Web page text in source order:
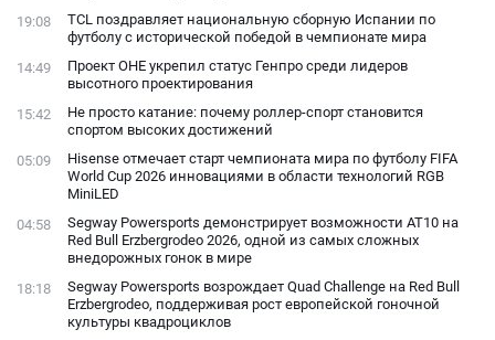
19:08
TCL поздравляет национальную сборную Испании по
футболу с исторической победой в чемпионате мира
14:49
Проект ОНЕ укрепил статус Генпро среди лидеров
высотного проектирования
15:42
Не просто катание: почему роллер-спорт становится
спортом высоких достижений
05:09
Hisense отмечает старт чемпионата мира по футболу FIFA
World Cup 2026 инновациями в области технологий RGB
MiniLED
04:58
Segway Powersports демонстрирует возможности AT10 на
Red Bull Erzbergrodeo 2026, одной из самых сложных
внедорожных гонок в мире
18:18
Segway Powersports возрождает Quad Challenge на Red Bull
Erzbergrodeo, поддерживая рост европейской гоночной
культуры квадроциклов